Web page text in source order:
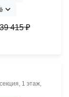
415 ₽
1 этаж,